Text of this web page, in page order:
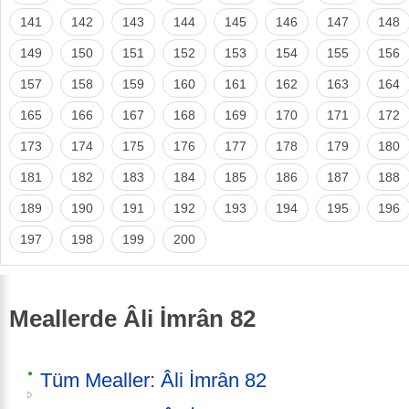
141 142 143 144 145 146 147 148
149 150 151 152 153 154 155 156
157 158 159 160 161 162 163 164
165 166 167 168 169 170 171 172
173 174 175 176 177 178 179 180
181 182 183 184 185 186 187 188
189 190 191 192 193 194 195 196
197 198 199 200
Meallerde Âli İmrân 82
Tüm Mealler: Âli İmrân 82